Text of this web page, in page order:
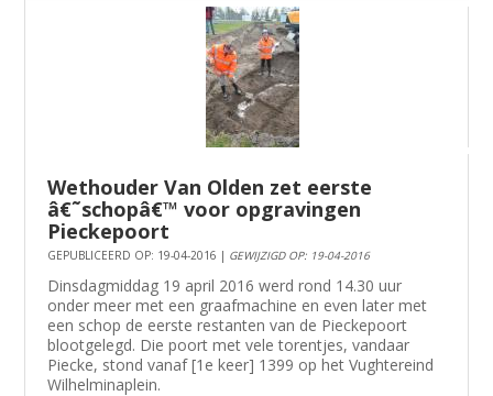
Wethouder Van Olden zet eerste
â€˜schopâ€™ voor opgravingen
Pieckepoort
GEPUBLICEERD OP: 19-04-2016 | GEWIJZIGD OP: 19-04-2016
Dinsdagmiddag 19 april 2016 werd rond 14.30 uur
onder meer met een graafmachine en even later met
een schop de eerste restanten van de Pieckepoort
blootgelegd. Die poort met vele torentjes, vandaar
Piecke, stond vanaf [1e keer] 1399 op het Vughtereind
Wilhelminaplein.